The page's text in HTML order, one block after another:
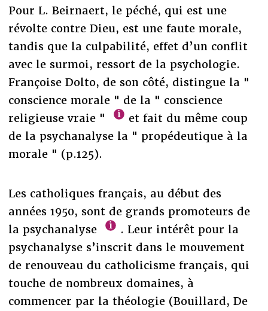
Pour L. Beirnaert, le péché, qui est une
révolte contre Dieu, est une faute morale,
tandis que la culpabilité, effet d’un conflit
avec le surmoi, ressort de la psychologie.
Françoise Dolto, de son côté, distingue la "
conscience morale " de la " conscience
religieuse vraie "
et fait du même coup
de la psychanalyse la " propédeutique à la
morale " (p.125).
Les catholiques français, au début des
années 1950, sont de grands promoteurs de
la psychanalyse
. Leur intérêt pour la
psychanalyse s’inscrit dans le mouvement
de renouveau du catholicisme français, qui
touche de nombreux domaines, à
commencer par la théologie (Bouillard, De